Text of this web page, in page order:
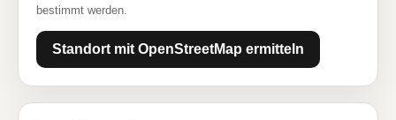
bestimmt werden.
Standort mit OpenStreetMap ermitteln